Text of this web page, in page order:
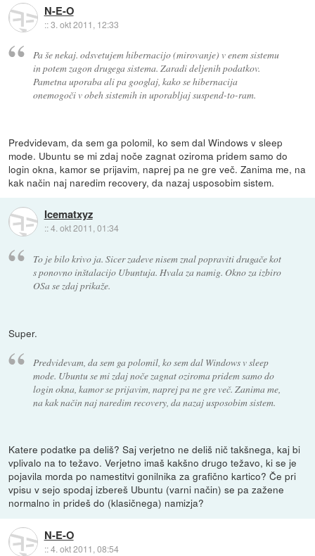
N-E-O
::3. okt 2011, 12:33
Pa še nekaj. odsvetujem hibernacijo (mirovanje) v enem sistemu
in potem zagon drugega sistema. Zaradi deljenih podatkov.
Pametna uporaba ali pa googlaj, kako se hibernacija
onemogoči v obeh sistemih in uporabljaj suspend-to-ram.
Predvidevam, da sem ga polomil, ko sem dal Windows v sleep
mode. Ubuntu se mi zdaj noče zagnat oziroma pridem samo do
login okna, kamor se prijavim, naprej pa ne gre več. Zanima me, na
kak način naj naredim recovery, da nazaj usposobim sistem.
Icematxyz
::4. okt 2011, 01:34
To je bilo krivo ja. Sicer zadeve nisem znal popraviti drugače kot
s ponovno inštalacijo Ubuntuja. Hvala za namig. Okno za izbiro
OSa se zdaj prikaže.
Super.
Predvidevam, da sem ga polomil, ko sem dal Windows v sleep
mode. Ubuntu se mi zdaj noče zagnat oziroma pridem samo do
login okna, kamor se prijavim, naprej pa ne gre več. Zanima me,
na kak način naj naredim recovery, da nazaj usposobim sistem.
Katere podatke pa deliš? Saj verjetno ne deliš nič takšnega, kaj bi
vplivalo na to težavo. Verjetno imaš kakšno drugo težavo, ki se je
pojavila morda po namestitvi gonilnika za grafično kartico? Če pri
vpisu v sejo spodaj izbereš Ubuntu (varni način) se pa zažene
normalno in prideš do (klasičnega) namizja?
N-E-O
::4. okt 2011, 08:54